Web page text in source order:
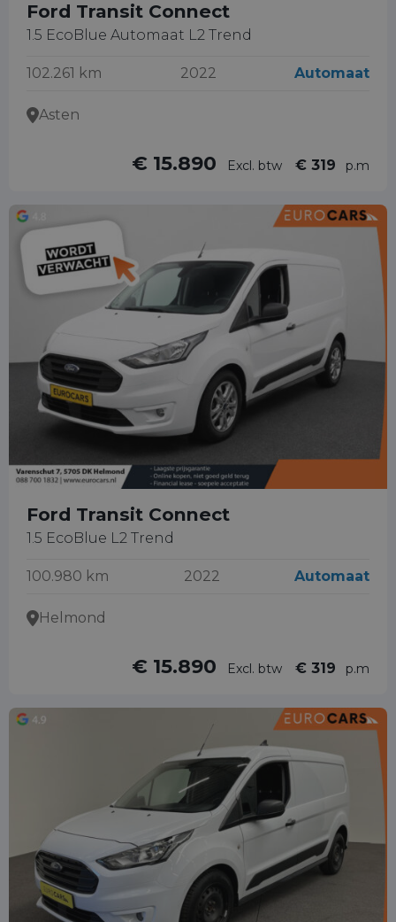
Ford Transit Connect
1.5 EcoBlue Automaat L2 Trend
102.261 km 2022 Automaat
Asten
€ 15.890 Excl. btw € 319 p.m
Ford Transit Connect
1.5 EcoBlue L2 Trend
100.980 km 2022 Automaat
Helmond
€ 15.890 Excl. btw € 319 p.m